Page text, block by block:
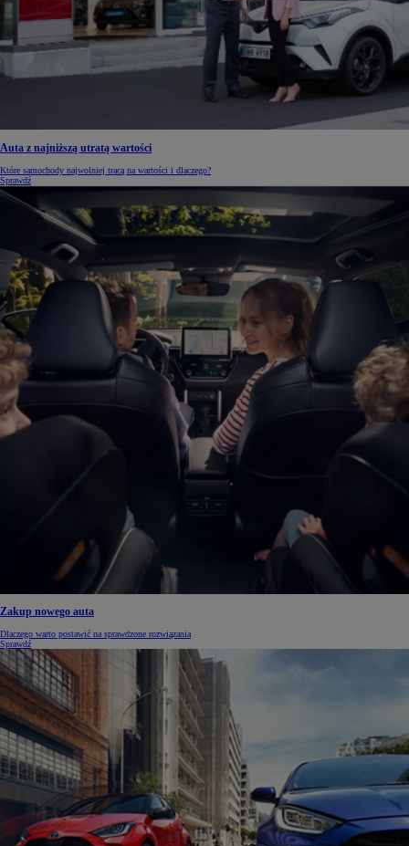
Auta z najniższą utratą wartości
Które samochody najwolniej tracą na wartości i dlaczego?
Sprawdź
Zakup nowego auta
Dlaczego warto postawić na sprawdzone rozwiązania
Sprawdź